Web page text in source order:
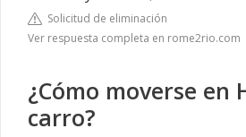
Solicitud de eliminación
Ver respuesta completa en rome2rio.com
¿Cómo moverse en
carro?